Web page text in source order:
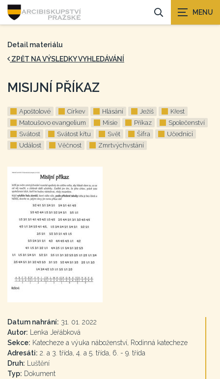
Detail materiálu
ZPĚT NA VÝSLEDKY VYHLEDÁVÁNÍ
MISIJNÍ PŘÍKAZ
Apoštolové Církev Hlásání Ježíš
Křest
Matoušovo evangelium
Misie Příkaz
Společenství
Svátost
Svátost křtu Svět Šifra
Učedníci
Událost
Věčnost Zmrtvýchvstání
Datum nahrání: 31. 01. 2022
Autor: Lenka Jeřábková
Sekce: Katecheze a výuka náboženství, Rodinná katecheze
Adresáti: 2. a 3. třída, 4. a 5. třída, 6. - 9. třída
Druh: Luštění
Typ: Dokument